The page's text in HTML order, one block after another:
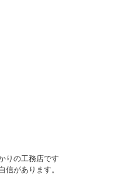
りの工務店です
があります。